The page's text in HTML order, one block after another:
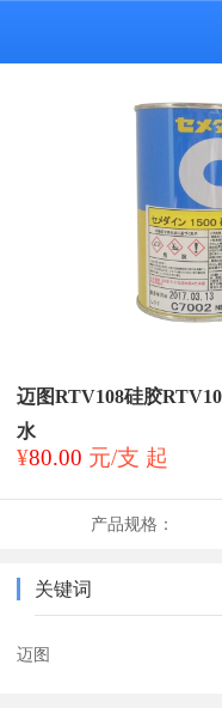
迈图RTV108硅胶
水
¥80.00 元/支 起
产品规格：
关键词
迈图